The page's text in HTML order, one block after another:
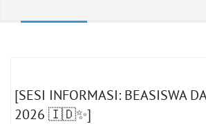
[SESI INFORMASI: BEASISWA
2026 🇮🇩✨]